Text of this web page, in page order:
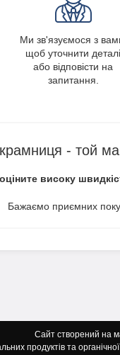
Ми зв'язуємося з
щоб уточнити деталі
або відповісти на
запитання.
- той
високу
Бажаємо приємних
Сайт створений на